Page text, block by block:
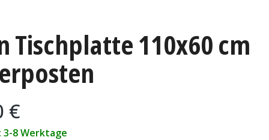
Tischplatte 110x60 cm
€
8 Werktage